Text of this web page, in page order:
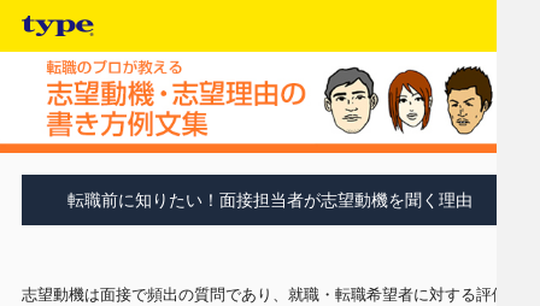
転職前に知りたい！面接担当者が志望動機を聞く理由
志望動機は面接で頻出の質問であり、就職・転職希望者に対する評価